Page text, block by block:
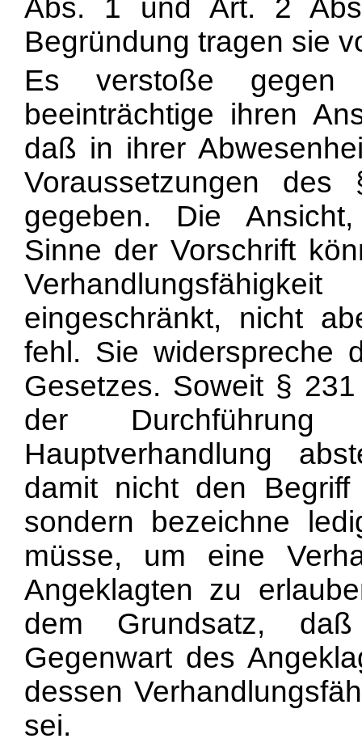
Abs. 1 und Art. 2
Begründung tragen sie
Es verstoße gegen
beeinträchtige ihren
daß in ihrer
Voraussetzungen
gegeben. Die
Sinne der Vorschrift
eingeschränkt, nicht
fehl. Sie widerspreche
Gesetzes. Soweit §
der
Hauptverhandlung
damit nicht den Begriff
sondern bezeichne
müsse, um eine
Angeklagten zu
dem Grundsatz,
Gegenwart des
dessen
sei.